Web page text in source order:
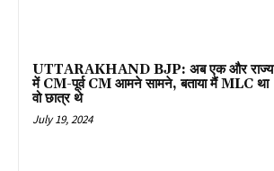
UTTARAKHAND BJP: अब एक और राज्य
में CM-पूर्व CM आमने सामने, बताया मैं MLC था
वो छात्र थे
July 19, 2024